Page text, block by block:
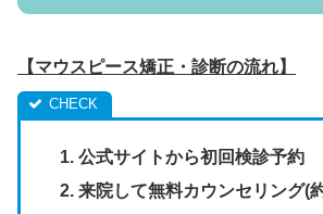
【マウスピース矯正・診断の流れ】
公式サイトから初回検診予約
来院して無料カウンセリング(